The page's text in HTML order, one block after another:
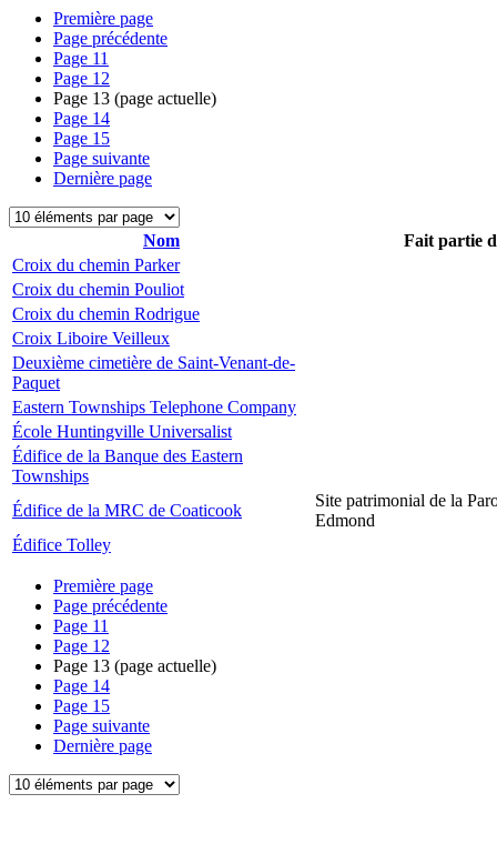
Première page
Page précédente
Page 11
Page 12
Page 13 (page actuelle)
Page 14
Page 15
Page suivante
Dernière page
Nom
Fait partie
Croix du chemin Parker
Croix du chemin Pouliot
Croix du chemin Rodrigue
Croix Liboire Veilleux
Deuxième cimetière de Saint-Venant-de-
Paquet
Eastern Townships Telephone Company
École Huntingville Universalist
Édifice de la Banque des Eastern
Townships
Édifice de la MRC de Coaticook
Site patrimonial de la
Edmond
Édifice Tolley
Première page
Page précédente
Page 11
Page 12
Page 13 (page actuelle)
Page 14
Page 15
Page suivante
Dernière page